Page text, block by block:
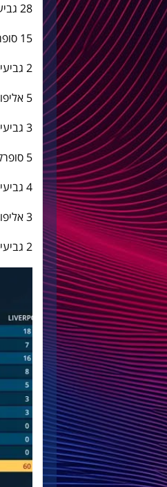
28 גביעי מלך.
15 סופרקופה.
2 גביעי ליגה.
5 אליפויות אירופה.
3 גביעי הירידים.
5 סופרקאפ אירופאי.
4 גביעי מחזיקות.
3 אליפויות עולם למועדונים.
2 גביעי לאטיני.